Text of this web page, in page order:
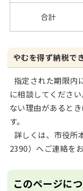
合計
やむを得ず納税で
指定された期限内
に相談してくださ
ない理由があると
す。
詳しくは、市役所
2390）へご連絡を
このページに